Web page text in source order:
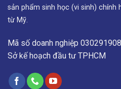
sản phẩm sinh học (vi sinh) chính
từ Mỹ.
Mã số doanh nghiệp
Sở kế hoạch đầu tư TPHCM